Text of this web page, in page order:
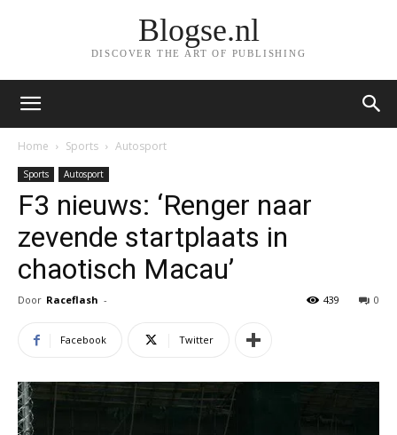
Blogse.nl
DISCOVER THE ART OF PUBLISHING
Home Sports Autosport
Sports Autosport
F3 nieuws: ‘Renger naar
zevende startplaats in
chaotisch Macau’
Door Raceflash - 0
439
Facebook Twitter